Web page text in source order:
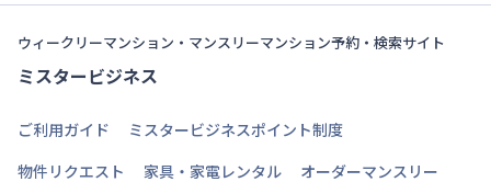
ウィークリーマンション・マンスリーマンション予約・検索サイト
ミスタービジネス
ご利用ガイド
ミスタービジネスポイント制度
物件リクエスト
家具・家電レンタル オーダーマンスリー